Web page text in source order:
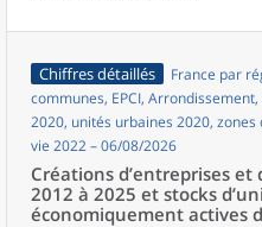
Chiffres détaillés
France par
communes, EPCI,
2020, unités urbaines 2020,
vie 2022 – 06/08/2026
Créations d’entreprises et
2012 à 2025 et stocks
économiquement actives